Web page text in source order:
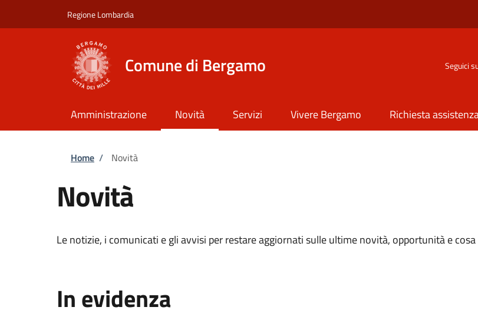
Regione Lombardia
Comune di Bergamo Seguici
Amministrazione Novità Servizi Vivere Bergamo Richiesta
Briciole di pane
Home / Novità
Novità
Le notizie, i comunicati e gli avvisi per restare aggiornati sulle ultime novità, opportunità e
In evidenza